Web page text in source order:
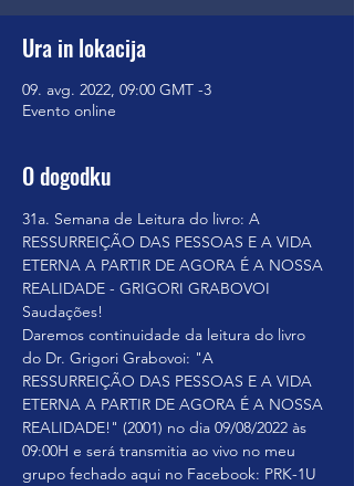
Ura in lokacija
09. avg. 2022, 09:00 GMT -3
Evento online
O dogodku
31a. Semana de Leitura do livro: A
RESSURREIÇÃO DAS PESSOAS E A VIDA
ETERNA A PARTIR DE AGORA É A NOSSA
REALIDADE - GRIGORI GRABOVOI
Saudações!
Daremos continuidade da leitura do livro
do Dr. Grigori Grabovoi: "A
RESSURREIÇÃO DAS PESSOAS E A VIDA
ETERNA A PARTIR DE AGORA É A NOSSA
REALIDADE!" (2001) no dia 09/08/2022 às
09:00H e será transmitia ao vivo no meu
grupo fechado aqui no Facebook: PRK-1U